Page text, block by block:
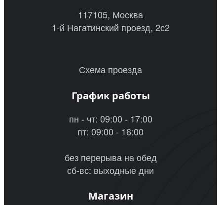
117105, Москва
1-й Нагатинский проезд, 2с2
Схема проезда
График работы
пн - чт: 09:00 - 17:00
пт: 09:00 - 16:00
без перерыва на обед
сб-вс: выходные дни
Магазин